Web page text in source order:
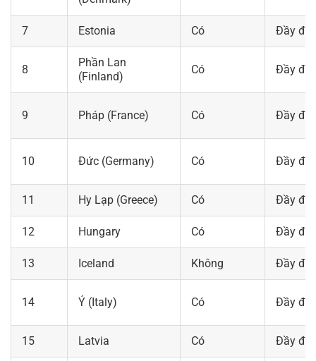
7 Estonia Có Đầy đủ
8
Phần Lan
(Finland)
Có Đầy đủ
9 Pháp (France) Có Đầy đủ
10 Đức (Germany) Có Đầy đủ
11 Hy Lạp (Greece) Có Đầy đủ
12 Hungary Có Đầy đủ
13 Iceland Không Đầy đủ
14 Ý (Italy) Có Đầy đủ
15 Latvia Có Đầy đủ